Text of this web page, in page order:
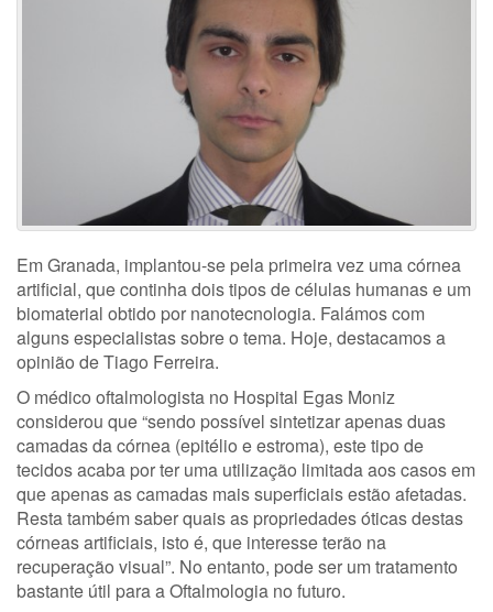
Em Granada, implantou-se pela primeira vez uma córnea
artificial, que continha dois tipos de células humanas e um
biomaterial obtido por nanotecnologia. Falámos com
alguns especialistas sobre o tema. Hoje, destacamos a
opinião de Tiago Ferreira.
O médico oftalmologista no Hospital Egas Moniz
considerou que “sendo possível sintetizar apenas duas
camadas da córnea (epitélio e estroma), este tipo de
tecidos acaba por ter uma utilização limitada aos casos em
que apenas as camadas mais superficiais estão afetadas.
Resta também saber quais as propriedades óticas destas
córneas artificiais, isto é, que interesse terão na
recuperação visual”. No entanto, pode ser um tratamento
bastante útil para a Oftalmologia no futuro.